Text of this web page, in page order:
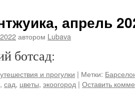
апрель
автором Lubava
ботсад:
и прогулки | Метки:
, сад, цветы, экоогород | Оставить